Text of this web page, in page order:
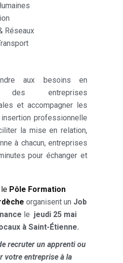
Réseaux
aux besoins en
des entreprises
et accompagner les
professionnelle
la mise en relation,
à chacun, entreprises
pour échanger et
le Pôle Formation
organisent un Job
le jeudi 25 mai
à Saint-Étienne.
recruter un apprenti ou
votre entreprise à la